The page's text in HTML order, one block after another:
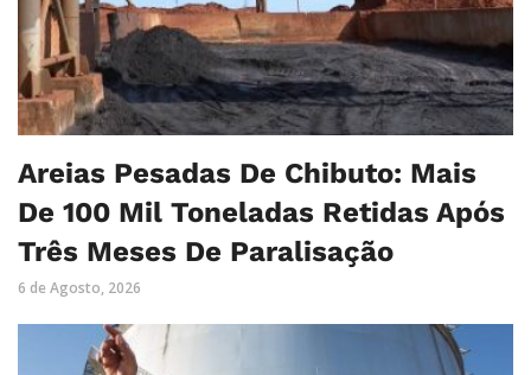
Areias Pesadas De Chibuto: Mais
De 100 Mil Toneladas Retidas Após
Três Meses De Paralisação
6 de Agosto, 2026